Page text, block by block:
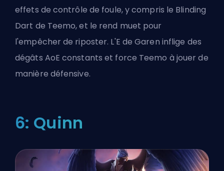
effets de contrôle de foule, y compris le Blinding
Dart de Teemo, et le rend muet pour
l'empêcher de riposter. L'E de Garen inflige des
dégâts AoE constants et force Teemo à jouer de
manière défensive.
6: Quinn